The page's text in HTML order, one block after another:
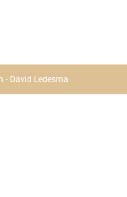
- David Ledesma